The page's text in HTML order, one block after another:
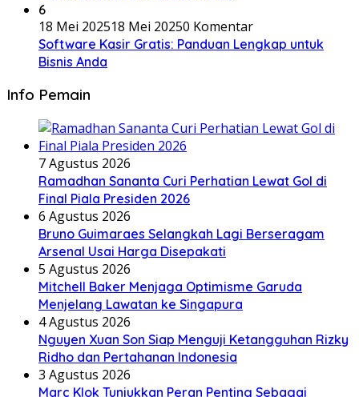
6
18 Mei 202518 Mei 20250 Komentar
Software Kasir Gratis: Panduan Lengkap untuk
Bisnis Anda
Info Pemain
7 Agustus 2026
Ramadhan Sananta Curi Perhatian Lewat Gol di
Final Piala Presiden 2026
6 Agustus 2026
Bruno Guimaraes Selangkah Lagi Berseragam
Arsenal Usai Harga Disepakati
5 Agustus 2026
Mitchell Baker Menjaga Optimisme Garuda
Menjelang Lawatan ke Singapura
4 Agustus 2026
Nguyen Xuan Son Siap Menguji Ketangguhan Rizky
Ridho dan Pertahanan Indonesia
3 Agustus 2026
Marc Klok Tunjukkan Peran Penting Sebagai